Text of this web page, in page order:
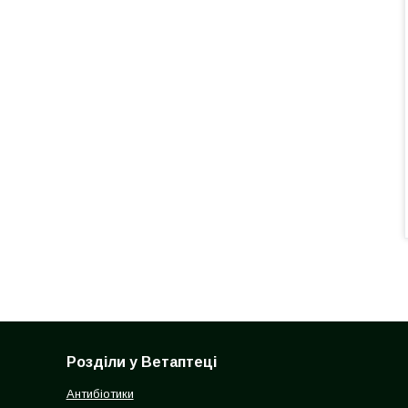
Розділи у Ветаптеці
Антибіотики